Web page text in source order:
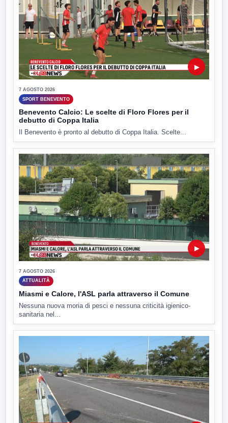
▶
7 AGOSTO 2026
SPORT BENEVENTO
Benevento Calcio: Le scelte di Floro Flores per il
debutto di Coppa Italia
Il Benevento è pronto al debutto di Coppa Italia. Scelte...
▶
7 AGOSTO 2026
ATTUALITÀ
Miasmi e Calore, l'ASL parla attraverso il Comune
Nessuna nuova moria di pesci e nessuna criticità igienico-
sanitaria nel...